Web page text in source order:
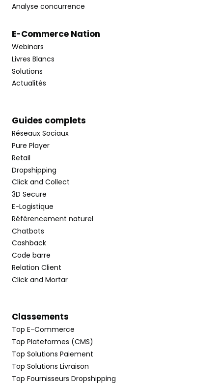
Analyse concurrence
E-Commerce Nation
Webinars
Livres Blancs
Solutions
Actualités
Guides complets
Réseaux Sociaux
Pure Player
Retail
Dropshipping
Click and Collect
3D Secure
E-Logistique
Référencement naturel
Chatbots
Cashback
Code barre
Relation Client
Click and Mortar
Classements
Top E-Commerce
Top Plateformes (CMS)
Top Solutions Paiement
Top Solutions Livraison
Top Fournisseurs Dropshipping